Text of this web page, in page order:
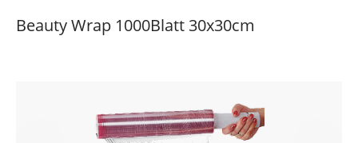
Beauty Wrap 1000Blatt 30x30cm